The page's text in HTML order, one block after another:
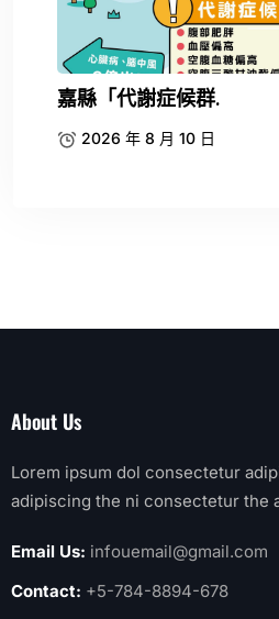
嘉縣「代謝症候群.
2026 年 8 月 10 日
About Us
Lorem ipsum dol consectetur
adipiscing the ni consectetur the
Email Us: infouemail@gmail.com
Contact: +5-784-8894-678